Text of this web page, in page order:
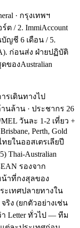
· กรุงเทพฯ
/ 2. ImmiAccount
บัญชี 6 เดือน / 5.
ก่อนส่ง ฝ่ายปฏิบัติ
องAustralian
เดินทางไป
านล้าน · ประชากร 26
วันละ 1-2 เที่ยว +
Perth, Gold
ยในออสเตรเลียปี
Thai-Australian
รองจาก
น้าที่กงสุลของ
ะเทศปลายทางใน
ริง (ยกตัวอย่างเช่น
Letter ทั่วไป — ทีม